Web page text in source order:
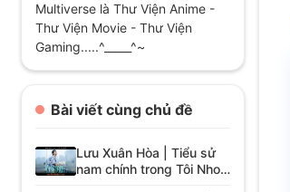
Multiverse là Thư Viện Anime -
Thư Viện Movie - Thư Viện
Gaming.....^_____^~
Bài viết cùng chủ đề
Lưu Xuân Hòa | Tiểu sử
nam chính trong Tôi Nho